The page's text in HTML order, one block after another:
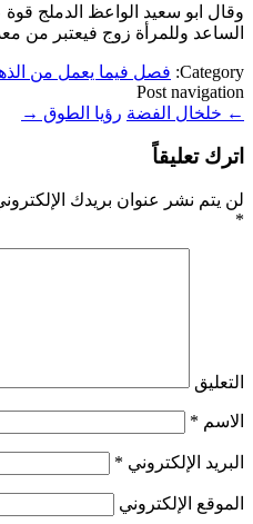
وقال ابو سعيد الواعظ الدملج
الساعد وللمرأة زوج فيعتبر من
Category: فصل فيما يعمل من
Post navigation
← خلخال الفضة رؤيا الطوق →
اترك تعليقاً
لن يتم نشر عنوان بريدك
*
التعليق
الاسم *
البريد الإلكتروني *
الموقع الإلكتروني